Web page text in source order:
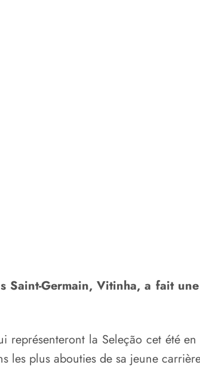
Germain, Vitinha, a fait
la Seleção cet été
les plus abouties de sa jeune